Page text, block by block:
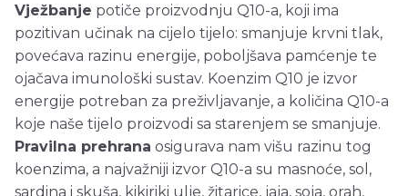
Vježbanje potiče proizvodnju Q10-a, koji ima
pozitivan učinak na cijelo tijelo: smanjuje krvni tlak,
povećava razinu energije, poboljšava pamćenje te
ojačava imunološki sustav. Koenzim Q10 je izvor
energije potreban za preživljavanje, a količina Q10-a
koje naše tijelo proizvodi sa starenjem se smanjuje.
Pravilna prehrana osigurava nam višu razinu tog
koenzima, a najvažniji izvor Q10-a su masnoće, sol,
sardina i skuša, kikiriki ulje, žitarice, jaja, soja, orah,